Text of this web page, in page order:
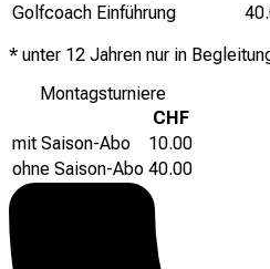
Golfcoach Einführung
* unter 12 Jahren nur in
Montagsturniere
CHF
mit Saison-Abo
10.00
ohne Saison-Abo 40.00